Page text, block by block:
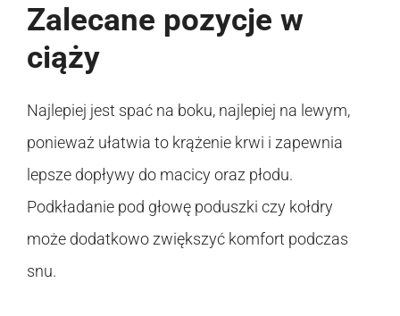
Zalecane pozycje w
ciąży
Najlepiej jest spać na boku, najlepiej na lewym,
ponieważ ułatwia to krążenie krwi i zapewnia
lepsze dopływy do macicy oraz płodu.
Podkładanie pod głowę poduszki czy kołdry
może dodatkowo zwiększyć komfort podczas
snu.